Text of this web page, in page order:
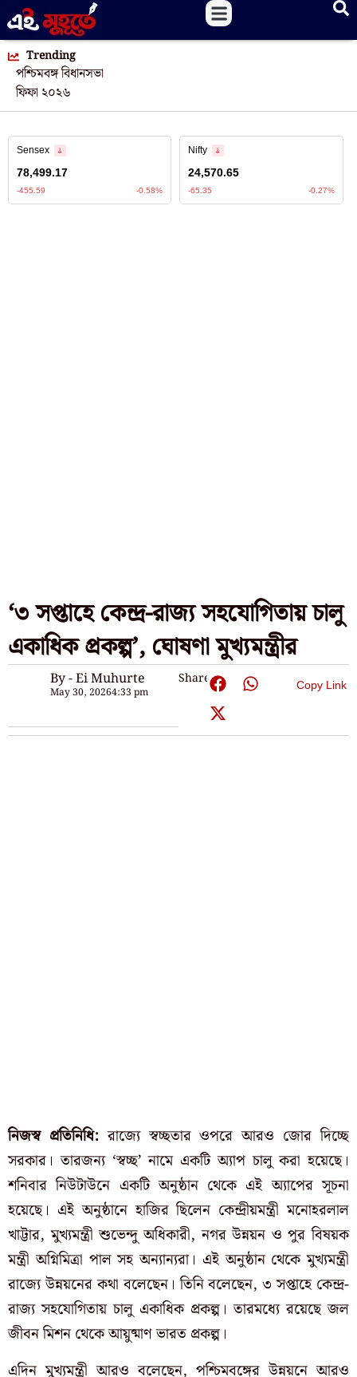
Trending
পশ্চিমবঙ্গ বিধানসভা
ফিফা ২০২৬
‘৩ সপ্তাহে কেন্দ্র-রাজ্য সহযোগিতায় চালু
একাধিক প্রকল্প’, ঘোষণা মুখ্যমন্ত্রীর
By - Ei Muhurte
May 30, 20264:33 pm
Share: Copy Link
নিজস্ব প্রতিনিধি:রাজ্যে স্বচ্ছতার ওপরে আরও জোর দিচ্ছে
সরকার। তারজন্য ‘স্বচ্ছ’ নামে একটি অ্যাপ চালু করা হয়েছে।
শনিবার নিউটাউনে একটি অনুষ্ঠান থেকে এই অ্যাপের সূচনা
হয়েছে। এই অনুষ্ঠানে হাজির ছিলেন কেন্দ্রীয়মন্ত্রী মনোহরলাল
খাট্টার, মুখ্যমন্ত্রী শুভেন্দু অধিকারী,নগর উন্নয়ন ও পুর বিষয়ক
মন্ত্রী অগ্নিমিত্রা পাল সহ অন্যান্যরা। এই অনুষ্ঠান থেকে মুখ্যমন্ত্রী
রাজ্যে উন্নয়নের কথা বলেছেন। তিনি বলেছেন, ৩ সপ্তাহে কেন্দ্র-
রাজ্য সহযোগিতায় চালু একাধিক প্রকল্প। তারমধ্যে রয়েছে জল
জীবন মিশন থেকে আয়ুষ্মাণ ভারত প্রকল্প।
এদিন মুখ্যমন্ত্রী আরও বলেছেন, পশ্চিমবঙ্গের উন্নয়নে আরও